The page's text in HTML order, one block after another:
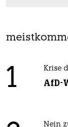
1 Krise
AfD-
Nein